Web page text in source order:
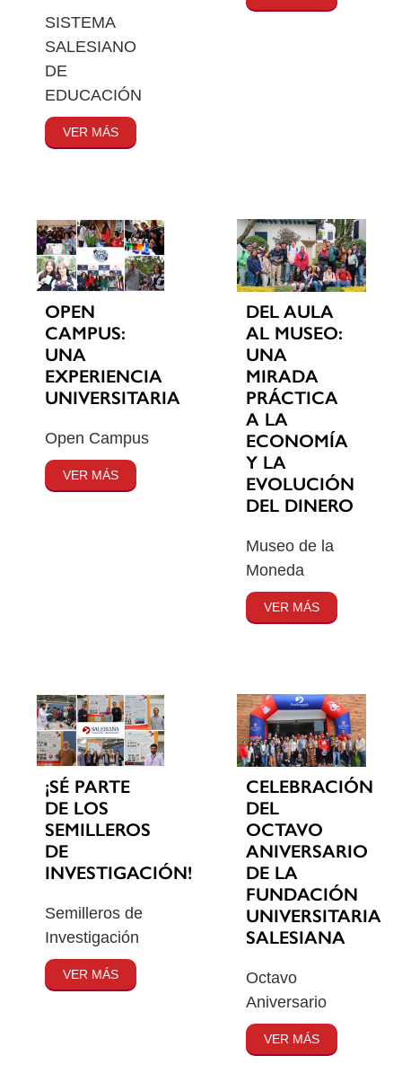
SISTEMA
SALESIANO
DE
EDUCACIÓN
VER MÁS
OPEN
CAMPUS:
UNA
EXPERIENCIA
UNIVERSITARIA
Open Campus
VER MÁS
DEL AULA
AL MUSEO:
UNA
MIRADA
PRÁCTICA
A LA
ECONOMÍA
Y LA
EVOLUCIÓN
DEL DINERO
Museo de la
Moneda
VER MÁS
¡SÉ PARTE
DE LOS
SEMILLEROS
DE
INVESTIGACIÓN!
Semilleros de
Investigación
VER MÁS
CELEBRACIÓN
DEL
OCTAVO
ANIVERSARIO
DE LA
FUNDACIÓN
UNIVERSITARIA
SALESIANA
Octavo
Aniversario
VER MÁS